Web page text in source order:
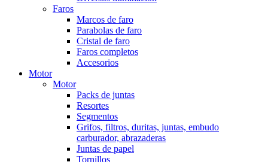
Faros
Marcos de faro
Parabolas de faro
Cristal de faro
Faros completos
Accesorios
Motor
Motor
Packs de juntas
Resortes
Segmentos
Grifos, filtros, duritas, juntas, embudo
carburador, abrazaderas
Juntas de papel
Tornillos